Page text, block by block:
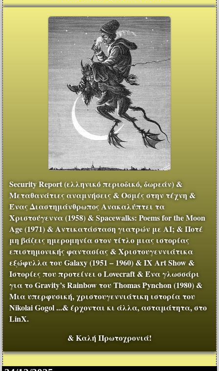
Security Report (ελληνικό περιοδικό, δωρεάν) &
Μεταθανάτιες αναμνήσεις & Οσμές στην τέχνη &
Ένας Διαστημάνθρωπος Ανακαλύπτει τα
Χριστούγεννα (1958) & Spacewalks: Poems for the Moon
Age (1971) & Αντικατάσταση γιατρών με AI; & Ποτέ
μη βάζεις ημερομηνία στον τίτλο μιας ιστορίας
επιστημονικής φαντασίας & Χριστουγεννιάτικα
εξώφυλλα του Galaxy (1951 – 1960) & IX Art Show &
Ιστορίες που προτείνει ο Lovecraft & Ένα γλωσσάρι
για το Gravity’s Rainbow του Thomas Pynchon (1980) &
Μια υπερφυσική, χριστουγεννιάτικη ιστορία του
Nikolai Gogol ...& έρχονται κι άλλα, ασταμάτητα, στο
LinX.
& Καλή Πρωτοχρονιά!